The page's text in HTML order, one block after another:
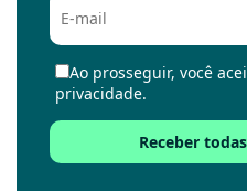
Ao prosseguir, você
privacidade.